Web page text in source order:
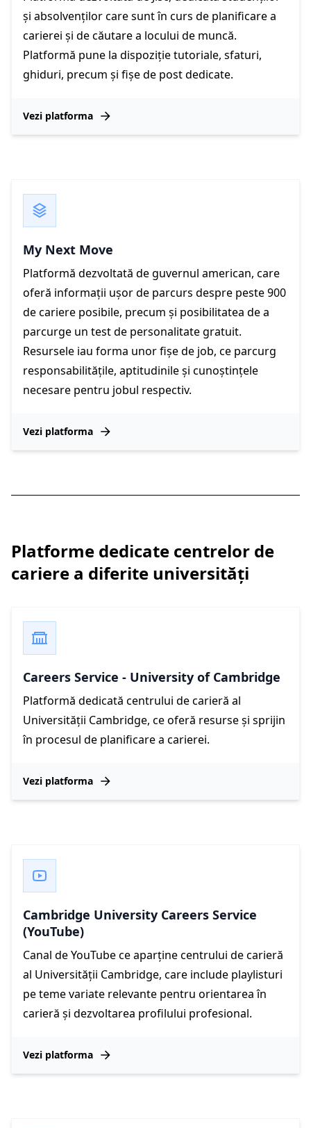
și absolvenților care sunt în curs de planificare a
carierei și de căutare a locului de muncă.
Platformă pune la dispoziție tutoriale, sfaturi,
ghiduri, precum și fișe de post dedicate.
Vezi platforma
My Next Move
Platformă dezvoltată de guvernul american, care
oferă informații ușor de parcurs despre peste 900
de cariere posibile, precum și posibilitatea de a
parcurge un test de personalitate gratuit.
Resursele iau forma unor fișe de job, ce parcurg
responsabilitățile, aptitudinile și cunoștințele
necesare pentru jobul respectiv.
Vezi platforma
Platforme dedicate centrelor de
cariere a diferite universități
Careers Service - University of Cambridge
Platformă dedicată centrului de carieră al
Universității Cambridge, ce oferă resurse și sprijin
în procesul de planificare a carierei.
Vezi platforma
Cambridge University Careers Service
(YouTube)
Canal de YouTube ce aparține centrului de carieră
al Universității Cambridge, care include playlisturi
pe teme variate relevante pentru orientarea în
carieră și dezvoltarea profilului profesional.
Vezi platforma